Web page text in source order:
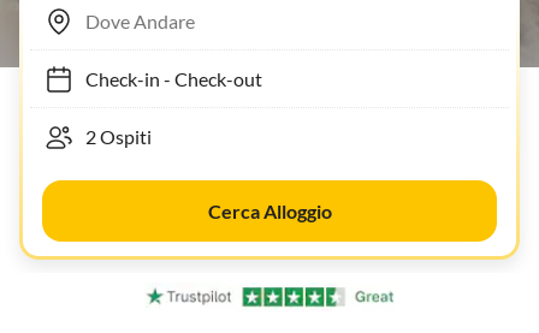
Check-in- Check-out
Cerca Alloggio